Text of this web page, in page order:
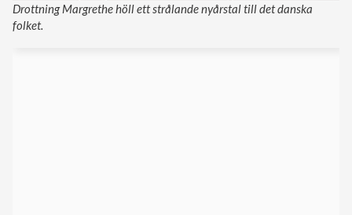
Drottning Margrethe höll ett strålande nyårstal till det danska
folket.